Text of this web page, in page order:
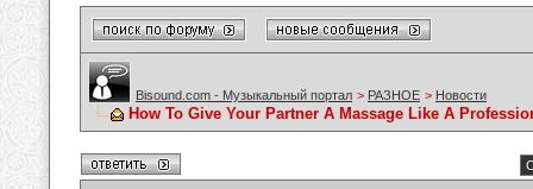
Bisound.com - Музыкальный портал > РАЗНОЕ > Новости
How To Give Your Partner A Massage Like A